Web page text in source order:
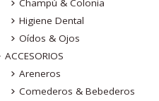
Champú & Colonia
Higiene Dental
Oídos & Ojos
ACCESORIOS
Areneros
Comederos & Bebederos